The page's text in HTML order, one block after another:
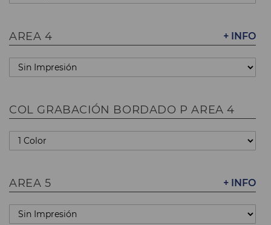
+ INFO
AREA 4
COL GRABACIÓN BORDADO P AREA 4
+ INFO
AREA 5